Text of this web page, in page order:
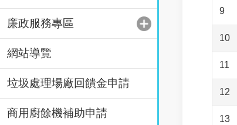
廉政服務專區
網站導覽
垃圾處理場廠回饋金申請
商用廚餘機補助申請
9
10
11
12
13